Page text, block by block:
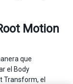
Motion
que
el Body
Transform, el